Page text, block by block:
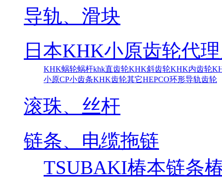
导轨、滑块
日本KHK小原齿轮代
KHK蜗轮蜗杆khk直齿轮KHK斜齿轮KHK内齿轮
小原CP小齿条KHK齿轮其它HEPCO环形导轨齿轮
滚珠、丝杆
链条、电缆拖链
TSUBAKI椿本链条